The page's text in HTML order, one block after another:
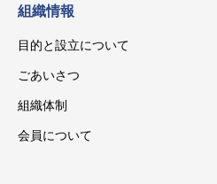
組織情報
目的と設立について
ごあいさつ
組織体制
会員について